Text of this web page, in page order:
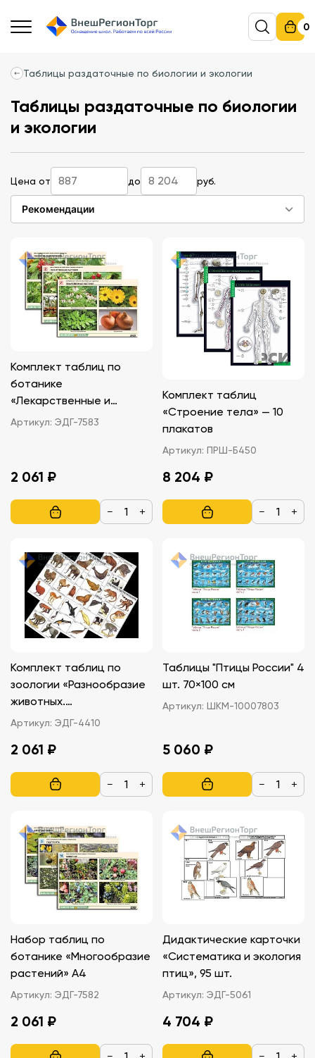
0
Таблицы раздаточные по биологии и экологии
Таблицы раздаточные по биологии
и экологии
Цена от до руб.
Рекомендации
Комплект таблиц по
ботанике
«Лекарственные и
ядовитые» A4, 16 шт
Артикул: ЭДГ-7583
2 061 ₽
− +
Комплект таблиц
«Строение тела» — 10
плакатов
Артикул: ПРШ-Б450
8 204 ₽
− +
Комплект таблиц по
зоологии «Разнообразие
животных.
Млекопитающие.» А4, 16
Артикул: ЭДГ-4410
2 061 ₽
− +
Таблицы "Птицы России" 4
шт. 70×100 см
Артикул: ШКМ-10007803
5 060 ₽
− +
Набор таблиц по
ботанике «Многообразие
растений» A4
Артикул: ЭДГ-7582
2 061 ₽
Дидактические карточки
«Систематика и экология
птиц», 95 шт.
Артикул: ЭДГ-5061
4 704 ₽